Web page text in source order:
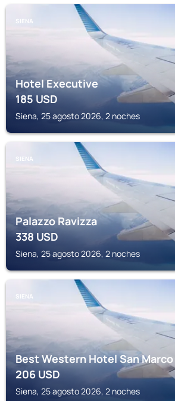
SIENA
Hotel Executive
185USD
Siena, 25 agosto 2026, 2 noches
SIENA
Palazzo Ravizza
338USD
Siena, 25 agosto 2026, 2 noches
SIENA
Best Western Hotel San Marco
206USD
Siena, 25 agosto 2026, 2 noches